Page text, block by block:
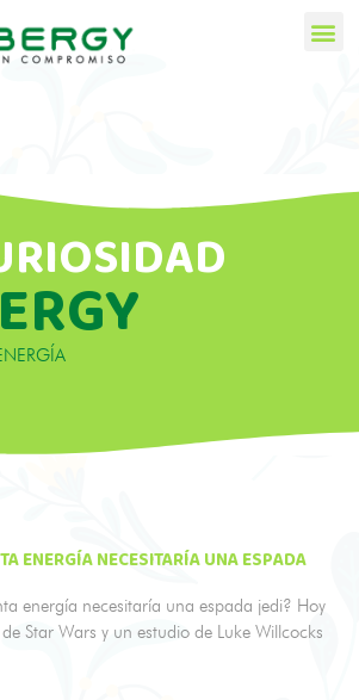
ENERGÍA NECESITARÍA UNA ESPADA
energía necesitaría una espada jedi? Hoy
Star Wars y un estudio de Luke Willcocks